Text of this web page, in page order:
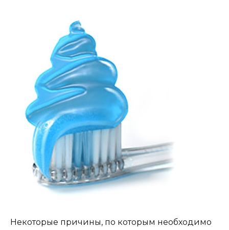
Некоторые причины, по которым необходимо